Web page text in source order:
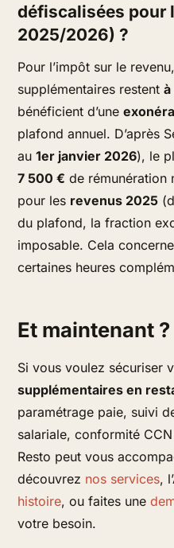
défiscalisées pour
2025/2026) ?
Pour l’impôt sur le
supplémentaires restent
bénéficient d’une
plafond annuel. D’après
au1er janvier 2026), le
7 500 € de rémunération
pour les revenus 2025
du plafond, la fraction
imposable. Cela
certaines heures
Et maintenant ?
Si vous voulez sécuriser
supplémentaires en
paramétrage paie, suivi
salariale, conformité
Resto peut vous
découvrez nos services,
histoire, ou faites une
votre besoin.